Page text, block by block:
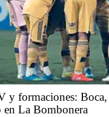
y formaciones: Boca,
en La Bombonera